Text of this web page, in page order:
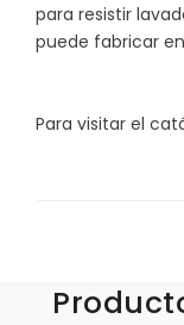
Regalos
para resistir
puede fabricar
Para visitar el